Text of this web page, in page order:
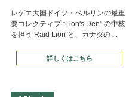
レゲエ大国ドイツ・ベルリンの最重
要コレクティブ “Lion's Den” の中核
を担う Raid Lion と、カナダの ...
詳しくはこちら